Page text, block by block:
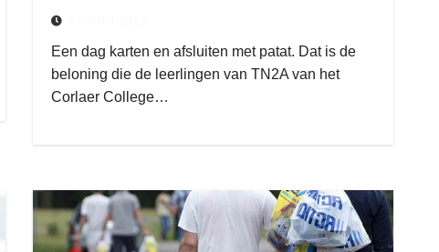
Een dag karten en afsluiten met patat. Dat is de
beloning die de leerlingen van TN2A van het
Corlaer College…